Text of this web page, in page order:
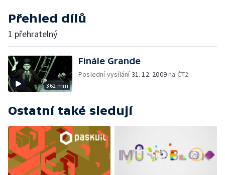
Přehled dílů
1 přehratelný
362 min
Finále Grande
Poslední vysílání31. 12. 2009na ČT2
Ostatní také sledují